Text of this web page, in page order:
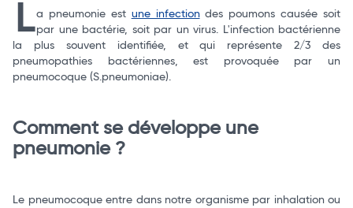
Total
L a pneumonie est une infectiondes poumons causée soit
par une bactérie, soit par un virus. L'infection bactérienne
la plus souvent identifiée, et qui représente 2/3 des
pneumopathies bactériennes, est provoquée par un
pneumocoque (S.pneumoniae).
Comment se développe une
pneumonie ?
Le pneumocoque entre dans notre organisme par inhalation ou